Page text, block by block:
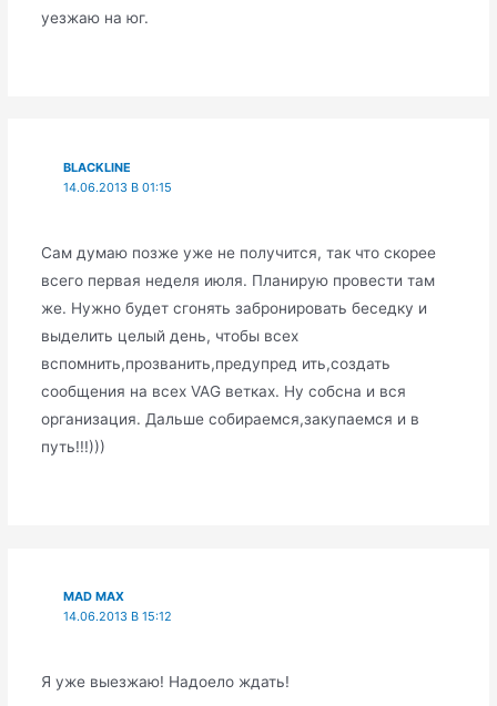
уезжаю на юг.
BLACKLINE
14.06.2013 В 01:15
Сам думаю позже уже не получится, так что скорее
всего первая неделя июля. Планирую провести там
же. Нужно будет сгонять забронировать беседку и
выделить целый день, чтобы всех
вспомнить,прозванить,предупред ить,создать
сообщения на всех VAG ветках. Ну собсна и вся
организация. Дальше собираемся,закупаемся и в
путь!!!)))
MAD MAX
14.06.2013 В 15:12
Я уже выезжаю! Надоело ждать!